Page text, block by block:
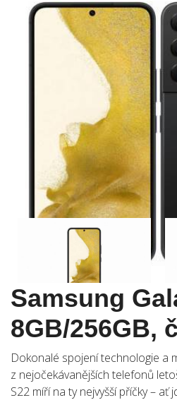
Samsung
8GB/256GB,
Dokonalé spojení technologie a
z nejočekávanějších telefonů
S22 míří na ty nejvyšší příčky – ať